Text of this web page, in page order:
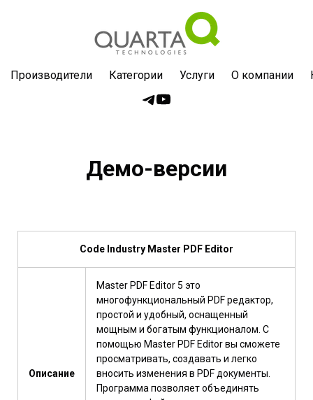
Производители Категории Услуги О компании
Демо-версии
Code Industry Master PDF Editor
Описание
Master PDF Editor 5 это
многофункциональный PDF редактор,
простой и удобный, оснащенный
мощным и богатым функционалом. С
помощью Master PDF Editor вы сможете
просматривать, создавать и легко
вносить изменения в PDF документы.
Программа позволяет объединять